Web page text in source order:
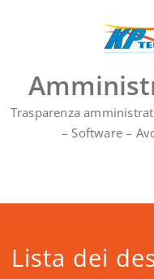
Trasparenza
– Software –
Lista dei